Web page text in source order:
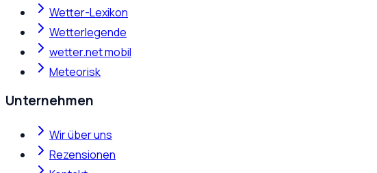
Wetter-Lexikon
Wetterlegende
wetter.net mobil
Meteorisk
Unternehmen
Wir über uns
Rezensionen